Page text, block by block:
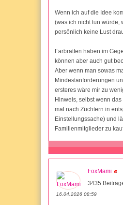
Wenn ich auf die Idee
(was ich nicht tun würde,
persönlich keine Lust
Farbratten haben im
können aber auch gut
Aber wenn man sowas
Mindestanforderungen
ersteres wäre mir zu
Hinweis, selbst wenn
mal nach Züchtern in
Einstellungssache) und
Familienmitglieder zu
FoxMami
3435
16.04.2026 08:59